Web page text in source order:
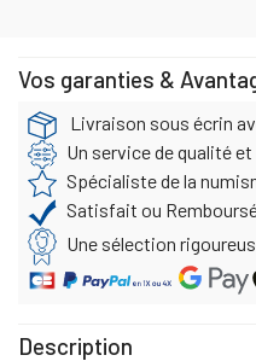
Vos garanties &
Livraison sous écrin
Un service de qualité
Spécialiste de la
Satisfait ou
Une sélection
Description